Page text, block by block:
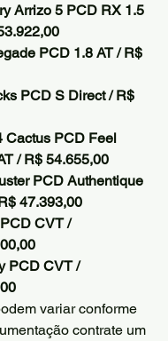
Arrizo 5 PCD RX 1.5
PCD 1.8 AT / R$
PCD S Direct / R$
Cactus PCD Feel
/ R$ 54.655,00
PCD Authentique
47.393,00
CVT /
PCD CVT /
variar conforme
contrate um